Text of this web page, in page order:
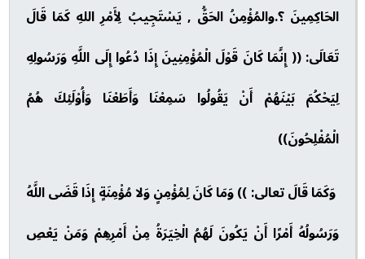
الحَاكِمِينَ ؟.والمُؤْمِنُ الحَقُّ , يَسْتَجِيبُ لِأَمْرِ اللهِ كَمَا قَالَ
تَعَالَى: (( إِنَّمَا كَانَ قَوْلَ الْمُؤْمِنِينَ إِذَا دُعُوا إِلَى اللَّهِ وَرَسُولِهِ
لِيَحْكُمَ بَيْنَهُمْ أَنْ يَقُولُوا سَمِعْنَا وَأَطَعْنَا وَأُوْلَئِكَ هُمُ
الْمُفْلِحُونَ))
وَكَمَا قَالَ تعالى: )) وَمَا كَانَ لِمُؤْمِنٍ وَلا مُؤْمِنَةٍ إِذَا قَضَى اللَّهُ
وَرَسُولُهُ أَمْرًا أَنْ يَكُونَ لَهُمُ الْخِيَرَةُ مِنْ أَمْرِهِمْ وَمَنْ يَعْصِ